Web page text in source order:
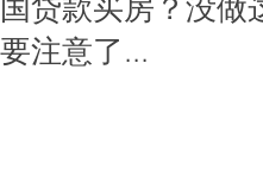
国贷款买房？没做
要注意了...